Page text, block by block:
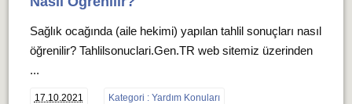
Sağlık ocağında (aile hekimi) yapılan tahlil sonuçları nasıl
öğrenilir? Tahlilsonuclari.Gen.TR web sitemiz üzerinden
...
17.10.2021 Kategori : Yardım Konuları